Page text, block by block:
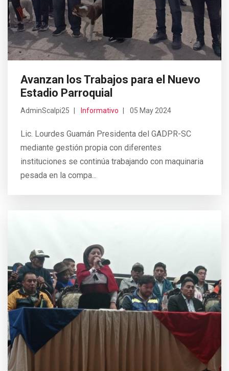
Avanzan los Trabajos para el Nuevo
Estadio Parroquial
AdminScalpi25 Informativo 05 May 2024
Lic. Lourdes Guamán Presidenta del GADPR-SC
mediante gestión propia con diferentes
instituciones se continúa trabajando con maquinaria
pesada en la compa...